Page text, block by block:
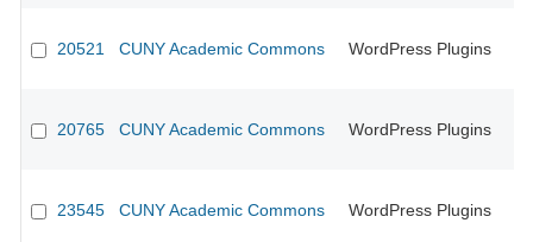
20521 CUNY Academic Commons WordPress Plugins
20765 CUNY Academic Commons WordPress Plugins
23545 CUNY Academic Commons WordPress Plugins